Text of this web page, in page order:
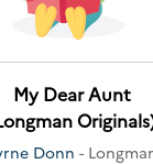
My Dear Aunt
Donn-